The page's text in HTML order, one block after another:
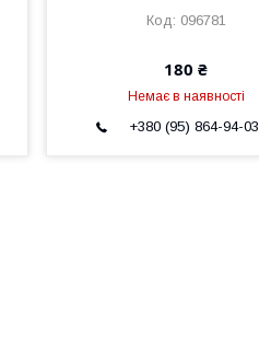
096781
180 ₴
Немає в наявності
+380 (95) 864-94-03